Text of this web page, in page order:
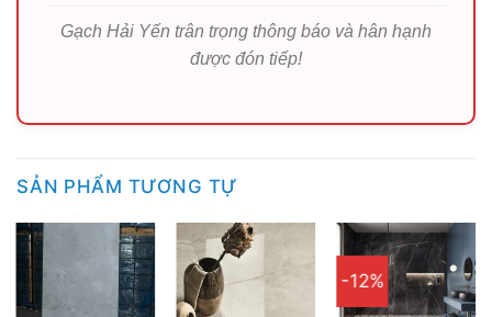
Gạch Hải Yến trân trọng thông báo và hân hạnh
được đón tiếp!
SẢN PHẨM TƯƠNG TỰ
-12%